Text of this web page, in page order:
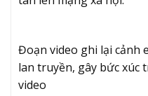
Đoạn video ghi lại cảnh
lan truyền, gây bức xúc
video